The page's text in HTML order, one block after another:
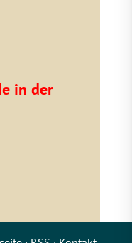
in der